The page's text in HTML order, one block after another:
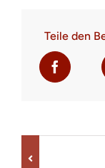
Teile den